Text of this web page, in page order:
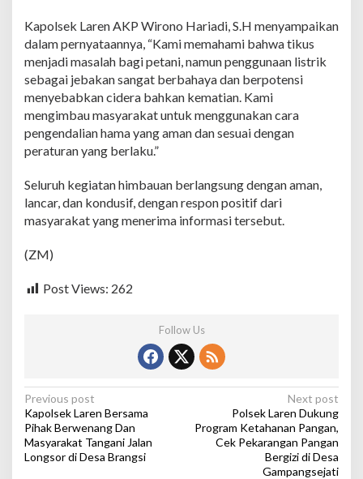
i
J
e
b
a
k
a
n
T
k
u
s
d
s
Kapolsek Laren AKP Wirono Hariadi, S.H menyampaikan
dalam pernyataannya, “Kami memahami bahwa tikus
menjadi masalah bagi petani, namun penggunaan listrik
sebagai jebakan sangat berbahaya dan berpotensi
menyebabkan cidera bahkan kematian. Kami
mengimbau masyarakat untuk menggunakan cara
pengendalian hama yang aman dan sesuai dengan
peraturan yang berlaku.”
Seluruh kegiatan himbauan berlangsung dengan aman,
lancar, dan kondusif, dengan respon positif dari
masyarakat yang menerima informasi tersebut.
(ZM)
Post Views: 262
Follow Us
P
o
s
Previous post
Kapolsek Laren Bersama
Pihak Berwenang Dan
Masyarakat Tangani Jalan
Longsor di Desa Brangsi
Next post
Polsek Laren Dukung
Program Ketahanan Pangan,
Cek Pekarangan Pangan
Bergizi di Desa
Gampangsejati